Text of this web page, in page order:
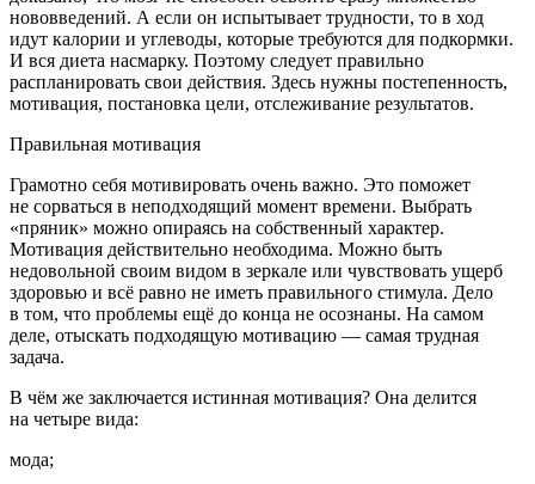
нововведений. А если он испытывает трудности, то в ход
идут калории и углеводы, которые требуются для подкормки.
И вся диета насмарку. Поэтому следует правильно
распланировать свои действия. Здесь нужны постепенность,
мотивация, постановка цели, отслеживание результатов.
Правильная мотивация
Грамотно себя мотивировать очень важно. Это поможет
не сорваться в неподходящий момент времени. Выбрать
«пряник» можно опираясь на собственный характер.
Мотивация действительно необходима. Можно быть
недовольной своим видом в зеркале или чувствовать ущерб
здоровью и всё равно не иметь правильного стимула. Дело
в том, что проблемы ещё до конца не осознаны. На самом
деле, отыскать подходящую мотивацию — самая трудная
задача.
В чём же заключается истинная мотивация? Она делится
на четыре вида:
мода;